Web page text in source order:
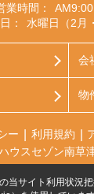
業時間：
：
水曜日（2月
会
物
ー 利用規約
ウスセゾン南草
当サイト利用状況